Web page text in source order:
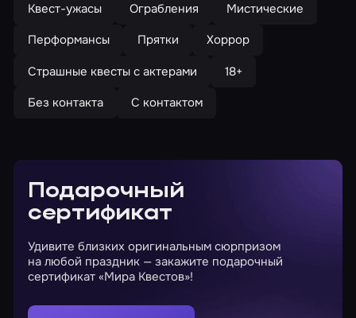
Квест-ужасы
Ограбления
Мистические
Перформансы
Прятки
Хоррор
Страшные квесты с актерами
18+
Без контакта
С контактом
Подарочный
сертификат
Удивите близких оригинальным сюрпризом
на любой праздник — закажите подарочный
сертификат «Мира Квестов»!